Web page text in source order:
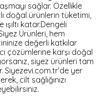
sağlar. Özellikle
doğal ürünlerin tüketimi,
katar.Dengeli
Ürünleri, hem
değerli katkılar
çözümlerine karşı doğal
siyez ürünleri tam
Siyezevi.com.tr’de yer
cilt sağlığınızı